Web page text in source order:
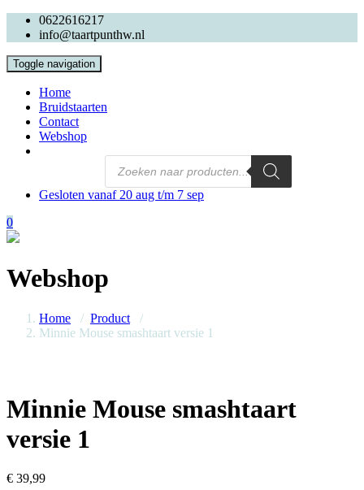
0622616217
info@taartpunthw.nl
Toggle navigation
Home
Bruidstaarten
Contact
Webshop
Gesloten vanaf 20 aug t/m 7 sep
0
Webshop
Home / Product /
Minnie Mouse smashtaart versie 1
Minnie Mouse smashtaart
versie 1
€ 39,99